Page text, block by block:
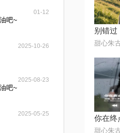
01-12
吧~
2025-10-26
2025-08-23
吧~
2025-05-25
别错过
甜心朱
你在终
甜心朱